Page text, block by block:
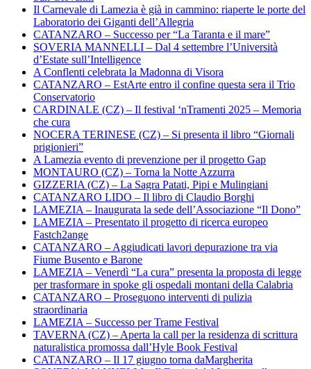
Il Carnevale di Lamezia è già in cammino: riaperte le porte del
Laboratorio dei Giganti dell’Allegria
CATANZARO – Successo per “La Taranta e il mare”
SOVERIA MANNELLI – Dal 4 settembre l’Università
d’Estate sull’Intelligence
A Conflenti celebrata la Madonna di Visora
CATANZARO – EstArte entro il confine questa sera il Trio
Conservatorio
CARDINALE (CZ) – Il festival ‘nTramenti 2025 – Memoria
che cura
NOCERA TERINESE (CZ) – Si presenta il libro “Giornali
prigionieri”
A Lamezia evento di prevenzione per il progetto Gap
MONTAURO (CZ) – Torna la Notte Azzurra
GIZZERIA (CZ) – La Sagra Patati, Pipi e Mulingiani
CATANZARO LIDO – Il libro di Claudio Borghi
LAMEZIA – Inaugurata la sede dell’Associazione “Il Dono”
LAMEZIA – Presentato il progetto di ricerca europeo
Fastch2ange
CATANZARO – Aggiudicati lavori depurazione tra via
Fiume Busento e Barone
LAMEZIA – Venerdì “La cura” presenta la proposta di legge
per trasformare in spoke gli ospedali montani della Calabria
CATANZARO – Proseguono interventi di pulizia
straordinaria
LAMEZIA – Successo per Trame Festival
TAVERNA (CZ) – Aperta la call per la residenza di scrittura
naturalistica promossa dall’Hyle Book Festival
CATANZARO – Il 17 giugno torna daMargherita